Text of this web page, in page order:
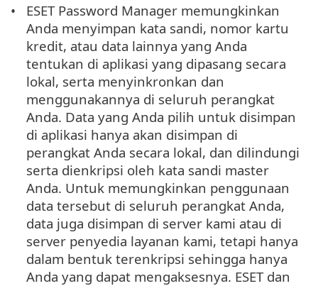
ESET Password Manager memungkinkan
Anda menyimpan kata sandi, nomor kartu
kredit, atau data lainnya yang Anda
tentukan di aplikasi yang dipasang secara
lokal, serta menyinkronkan dan
menggunakannya di seluruh perangkat
Anda. Data yang Anda pilih untuk disimpan
di aplikasi hanya akan disimpan di
perangkat Anda secara lokal, dan dilindungi
serta dienkripsi oleh kata sandi master
Anda. Untuk memungkinkan penggunaan
data tersebut di seluruh perangkat Anda,
data juga disimpan di server kami atau di
server penyedia layanan kami, tetapi hanya
dalam bentuk terenkripsi sehingga hanya
Anda yang dapat mengaksesnya. ESET dan